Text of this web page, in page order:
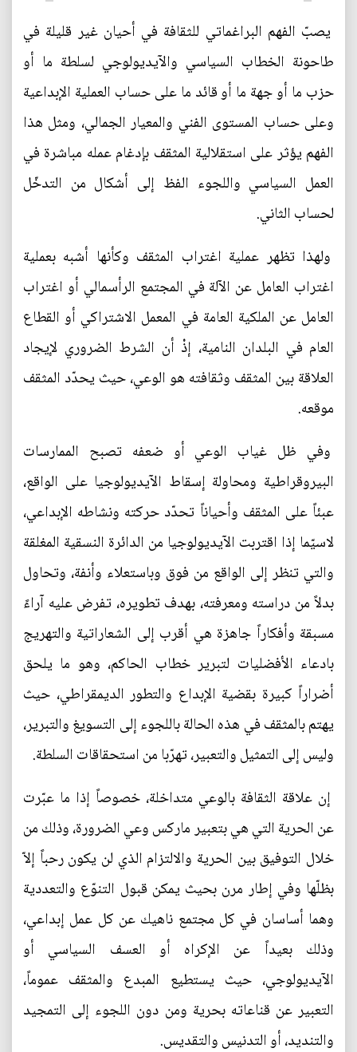
يصبّ الفهم البراغماتي للثقافة في أحيان غير قليلة في
طاحونة الخطاب السياسي والآيديولوجي لسلطة ما أو
حزب ما أو جهة ما أو قائد ما على حساب العملية الإبداعية
وعلى حساب المستوى الفني والمعيار الجمالي، ومثل هذا
الفهم يؤثر على استقلالية المثقف بإدغام عمله مباشرة في
العمل السياسي واللجوء الفظ إلى أشكال من التدخّل
لحساب الثاني.
ولهذا تظهر عملية اغتراب المثقف وكأنها أشبه بعملية
اغتراب العامل عن الآلة في المجتمع الرأسمالي أو اغتراب
العامل عن الملكية العامة في المعمل الاشتراكي أو القطاع
العام في البلدان النامية، إذْ أن الشرط الضروري لإيجاد
العلاقة بين المثقف وثقافته هو الوعي، حيث يحدّد المثقف
موقعه.
وفي ظل غياب الوعي أو ضعفه تصبح الممارسات
البيروقراطية ومحاولة إسقاط الآيديولوجيا على الواقع،
عبئاً على المثقف وأحياناً تحدّد حركته ونشاطه الإبداعي،
لاسيّما إذا اقتربت الآيديولوجيا من الدائرة النسقية المغلقة
والتي تنظر إلى الواقع من فوق وباستعلاء وأنفة، وتحاول
بدلاً من دراسته ومعرفته، بهدف تطويره، تفرض عليه آراءً
مسبقة وأفكاراً جاهزة هي أقرب إلى الشعاراتية والتهريج
بادعاء الأفضليات لتبرير خطاب الحاكم، وهو ما يلحق
أضراراً كبيرة بقضية الإبداع والتطور الديمقراطي، حيث
يهتم بالمثقف في هذه الحالة باللجوء إلى التسويغ والتبرير،
وليس إلى التمثيل والتعبير، تهرّبا من استحقاقات السلطة.
إن علاقة الثقافة بالوعي متداخلة، خصوصاً إذا ما عبّرت
عن الحرية التي هي بتعبير ماركس وعي الضرورة، وذلك من
خلال التوفيق بين الحرية والالتزام الذي لن يكون رحباً إلاّ
بظلّها وفي إطار مرن بحيث يمكن قبول التنوّع والتعددية
وهما أساسان في كل مجتمع ناهيك عن كل عمل إبداعي،
وذلك بعيداً عن الإكراه أو العسف السياسي أو
الآيديولوجي، حيث يستطيع المبدع والمثقف عموماً،
التعبير عن قناعاته بحرية ومن دون اللجوء إلى التمجيد
والتنديد، أو التدنيس والتقديس.